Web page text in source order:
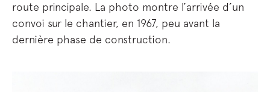
route principale. La photo montre l’arrivée d’un
convoi sur le chantier, en 1967, peu avant la
dernière phase de construction.